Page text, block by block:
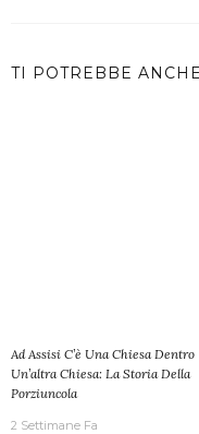
TI POTREBBE
Ad Assisi C’è Una Chiesa Dentro
Un’altra Chiesa: La Storia Della
Porziuncola
2 Settimane Fa